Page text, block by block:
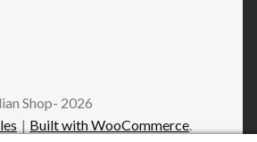
Shop- 2026
Built with WooCommerce